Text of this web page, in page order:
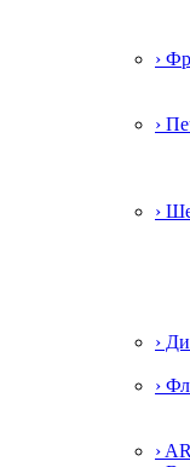
›
›
›
›
›
›